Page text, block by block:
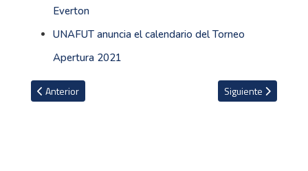
Everton
UNAFUT anuncia el calendario del Torneo
Apertura 2021
Artículo anterior: Centeno: ''En Costa Rica al talento muchas
Anterior Artículo siguiente:
Siguiente